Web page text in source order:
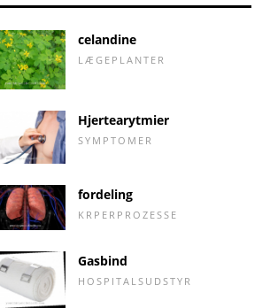
celandine
LÆGEPLANTER
Hjertearytmier
SYMPTOMER
fordeling
KRPERPROZESSE
Gasbind
HOSPITALSUDSTYR